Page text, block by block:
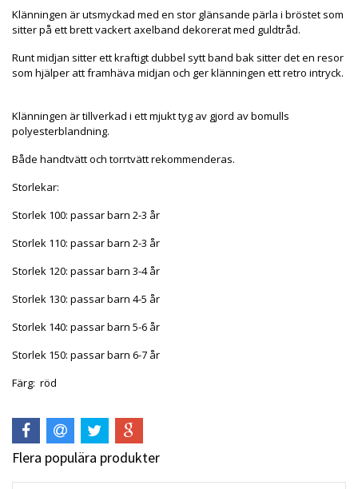
Klänningen är utsmyckad med en stor glänsande pärla i bröstet som
sitter på ett brett vackert axelband dekorerat med guldtråd.
Runt midjan sitter ett kraftigt dubbel sytt band bak sitter det en resor
som hjälper att framhäva midjan och ger klänningen ett retro intryck.
Klänningen är tillverkad i ett mjukt tyg av gjord av bomulls
polyesterblandning.
Både handtvätt och torrtvätt rekommenderas.
Storlekar:
Storlek 100: passar barn 2-3 år
Storlek 110: passar barn 2-3 år
Storlek 120: passar barn 3-4 år
Storlek 130: passar barn 4-5 år
Storlek 140: passar barn 5-6 år
Storlek 150: passar barn 6-7 år
Färg: röd
Flera populära produkter